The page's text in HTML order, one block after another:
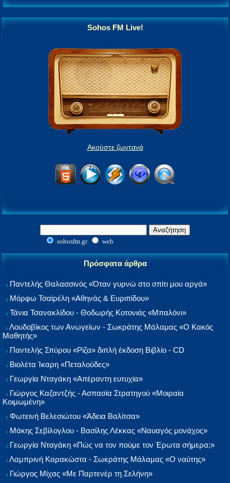
Sohos FM Live!
Ακούστε ζωντανά
sohosfm.gr web
Πρόσφατα άρθρα
Παντελής Θαλασσινός «Όταν γυρνώ στο σπίτι μου αργά»
Μόρφω Τσαϊρέλη «Αθηνάς & Ευριπίδου»
Τάνια Τσανακλίδου - Θοδωρής Κοτονιάς «Μπαλόνι»
Λουδοβίκος των Ανωγείων - Σωκράτης Μάλαμας «Ο Κακός
Μαθητής»
Παντελής Σπύρου «Ρίζα» διπλή έκδοση Βιβλίο - CD
Βιολέτα Ίκαρη «Πεταλούδες»
Γεωργία Νταγάκη «Aπέραντη ευτυχία»
Γιώργος Καζαντζής - Ασπασία Στρατηγού «Μοιραία
Κοιμωμένη»
Φωτεινή Βελεσιώτου «Άδεια Βαλίτσα»
Μάκης Σεβίλογλου - Βασίλης Λέκκας «Ναυαγός μονάχος»
Γεωργία Νταγάκη «Πώς να τον πούμε τον Έρωτα σήμερα;»
Λαμπρινή Καρακώστα - Σωκράτης Μάλαμας «Ο ναύτης»
Γιώργος Μίχας «Με Παρτενέρ τη Σελήνη»